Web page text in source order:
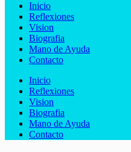
Inicio
Reflexiones
Vision
Biografia
Mano de Ayuda
Contacto
Inicio
Reflexiones
Vision
Biografia
Mano de Ayuda
Contacto